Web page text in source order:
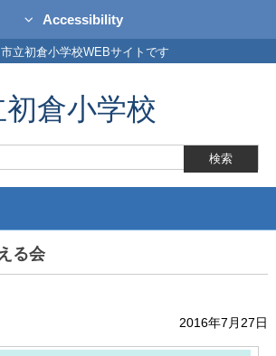
Accessibility
立初倉小学校WEBサイトです
倉小学校
る会
2016年7月27日